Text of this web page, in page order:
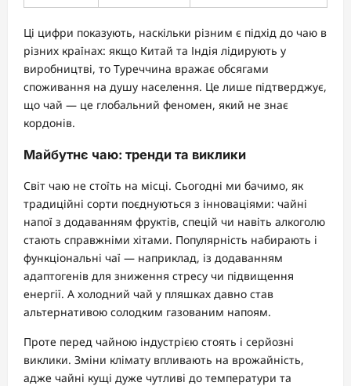
Ці цифри показують, наскільки різним є підхід до чаю в
різних країнах: якщо Китай та Індія лідирують у
виробництві, то Туреччина вражає обсягами
споживання на душу населення. Це лише підтверджує,
що чай — це глобальний феномен, який не знає
кордонів.
Майбутнє чаю: тренди та виклики
Світ чаю не стоїть на місці. Сьогодні ми бачимо, як
традиційні сорти поєднуються з інноваціями: чайні
напої з додаванням фруктів, спецій чи навіть алкоголю
стають справжніми хітами. Популярність набирають і
функціональні чаї — наприклад, із додаванням
адаптогенів для зниження стресу чи підвищення
енергії. А холодний чай у пляшках давно став
альтернативою солодким газованим напоям.
Проте перед чайною індустрією стоять і серйозні
виклики. Зміни клімату впливають на врожайність,
адже чайні кущі дуже чутливі до температури та